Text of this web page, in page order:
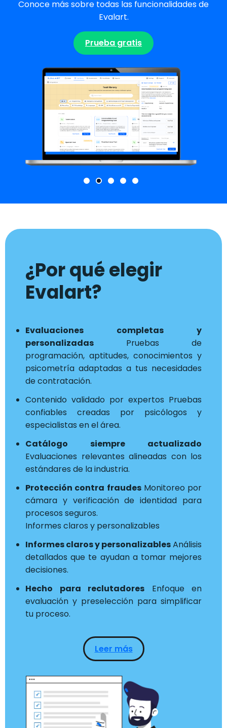
Conoce más sobre todas las funcionalidades de
Evalart.
Prueba gratis
¿Por qué elegir
Evalart?
Evaluaciones completas y
personalizadas Pruebas de
programación, aptitudes, conocimientos y
psicometría adaptadas a tus necesidades
de contratación.
Contenido validado por expertos Pruebas
confiables creadas por psicólogos y
especialistas en el área.
Catálogo siempre actualizado
Evaluaciones relevantes alineadas con los
estándares de la industria.
Protección contra fraudesMonitoreo por
cámara y verificación de identidad para
procesos seguros.
Informes claros y personalizables
Informes claros y personalizablesAnálisis
detallados que te ayudan a tomar mejores
decisiones.
Hecho para reclutadores Enfoque en
evaluación y preselección para simplificar
tu proceso.
Leer más